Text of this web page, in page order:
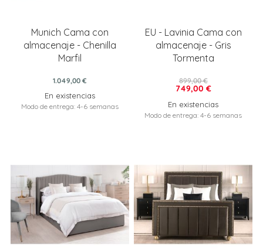
Munich Cama con
almacenaje - Chenilla
Marfil
1.049,00 €
En existencias
Modo de entrega: 4-6 semanas
EU - Lavinia Cama con
almacenaje - Gris
Tormenta
749,00 €
899,00 €
En existencias
Modo de entrega: 4-6 semanas